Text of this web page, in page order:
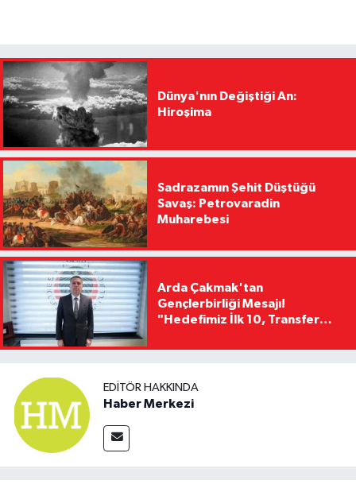
Dünya'nın Değiştiği An:
Hiroşima
Sadrazamın Şehit Düştüğü
Savaş: Petrovaradin
Muharebesi
Arda Çakmak'tan
Gençlerbirliği Mesajı!
"Hedefimiz İlk 10, Transfer
Kaldıracağız"
EDITÖR HAKKINDA
Haber Merkezi